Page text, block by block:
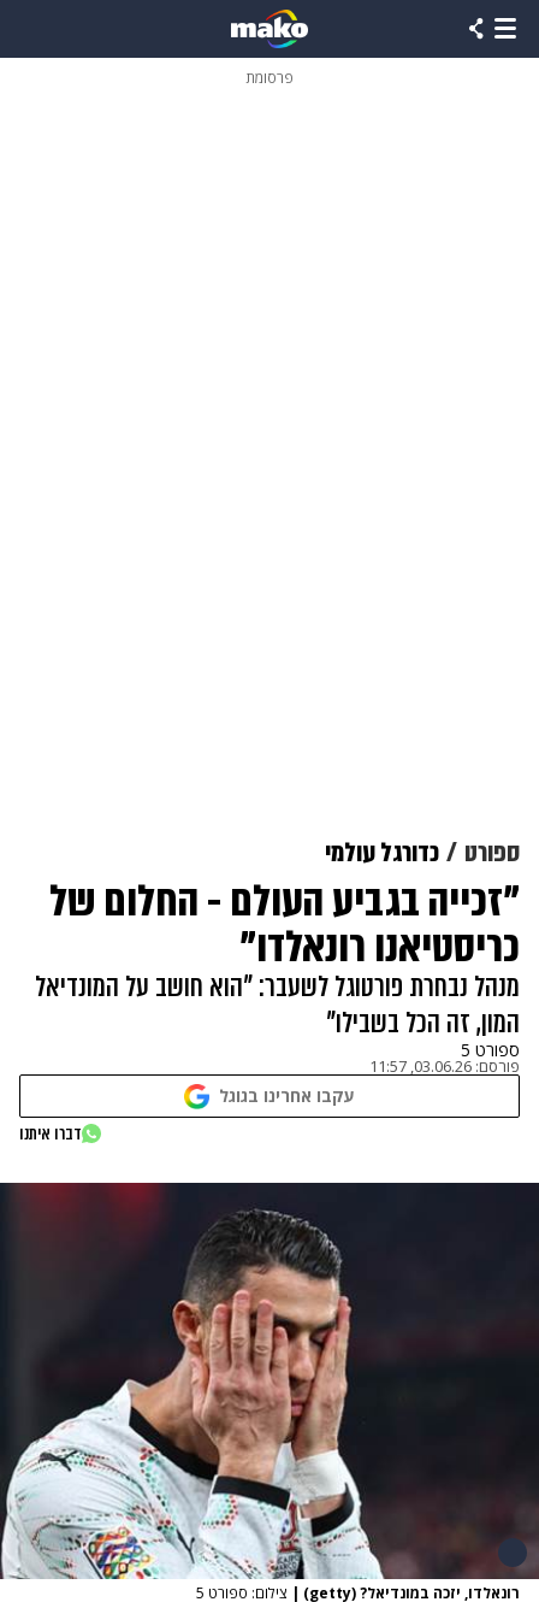
פרסומת
ספורט כדורגל עולמי
"זכייה בגביע העולם - החלום של
כריסטיאנו רונאלדו"
מנהל נבחרת פורטוגל לשעבר: "הוא חושב על המונדיאל
המון, זה הכל בשבילו"
ספורט 5
פורסם: 03.06.26, 11:57
עקבו אחרינו בגוגל
דברו איתנו
רונאלדו, יזכה במונדיאל? (getty) | צילום: ספורט 5